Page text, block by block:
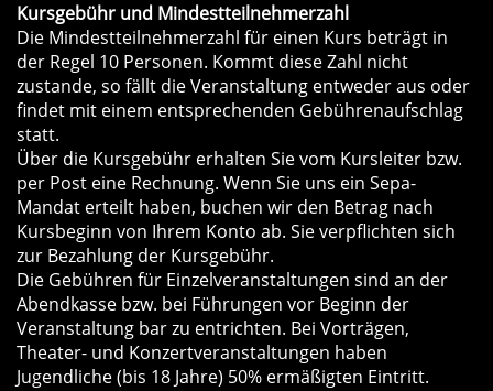
Kursgebühr und Mindestteilnehmerzahl
Die Mindestteilnehmerzahl für einen Kurs beträgt in
der Regel 10 Personen. Kommt diese Zahl nicht
zustande, so fällt die Veranstaltung entweder aus oder
findet mit einem entsprechenden Gebührenaufschlag
statt.
Über die Kursgebühr erhalten Sie vom Kursleiter bzw.
per Post eine Rechnung. Wenn Sie uns ein Sepa-
Mandat erteilt haben, buchen wir den Betrag nach
Kursbeginn von Ihrem Konto ab. Sie verpflichten sich
zur Bezahlung der Kursgebühr.
Die Gebühren für Einzelveranstaltungen sind an der
Abendkasse bzw. bei Führungen vor Beginn der
Veranstaltung bar zu entrichten. Bei Vorträgen,
Theater- und Konzertveranstaltungen haben
Jugendliche (bis 18 Jahre) 50% ermäßigten Eintritt.